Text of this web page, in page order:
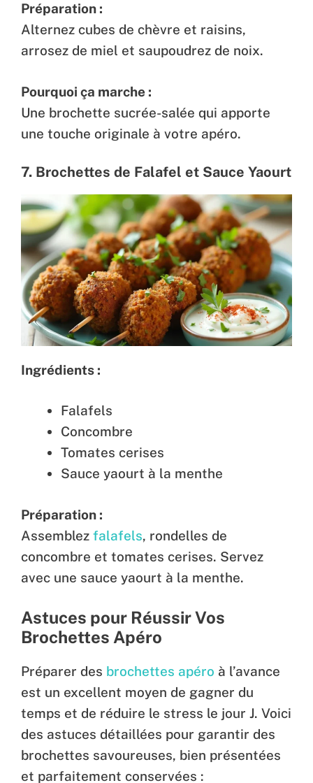
Préparation :
Alternez cubes de chèvre et raisins,
arrosez de miel et saupoudrez de noix.
Pourquoi ça marche :
Une brochette sucrée-salée qui apporte
une touche originale à votre apéro.
7. Brochettes de Falafel et Sauce Yaourt
Ingrédients :
Falafels
Concombre
Tomates cerises
Sauce yaourt à la menthe
Préparation :
Assemblez falafels, rondelles de
concombre et tomates cerises. Servez
avec une sauce yaourt à la menthe.
Astuces pour Réussir Vos
Brochettes Apéro
Préparer des brochettes apéro à l’avance
est un excellent moyen de gagner du
temps et de réduire le stress le jour J. Voici
des astuces détaillées pour garantir des
brochettes savoureuses, bien présentées
et parfaitement conservées :